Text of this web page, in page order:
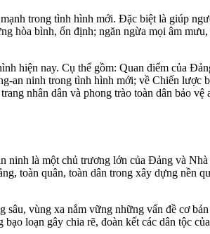
trong tình hình mới. Đặc biệt là giúp
hòa bình, ổn định; ngăn ngừa mọi âm
hiện nay. Cụ thể gồm: Quan điểm của
an ninh trong tình hình mới; về Chiến lược
nhân dân và phong trào toàn dân bảo
là một chủ trương lớn của Đảng và
toàn quân, toàn dân trong xây dựng nền
vùng xa nắm vững những vấn đề cơ
loạn gây chia rẽ, đoàn kết các dân tộc